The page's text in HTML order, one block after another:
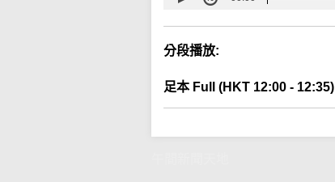
分段播放:
足本 Full (HKT 12:00 - 12:35)